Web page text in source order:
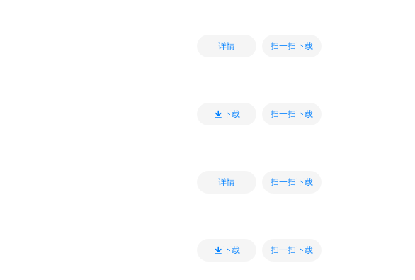
详情 扫一扫下载
下载 扫一扫下载
详情 扫一扫下载
下载 扫一扫下载